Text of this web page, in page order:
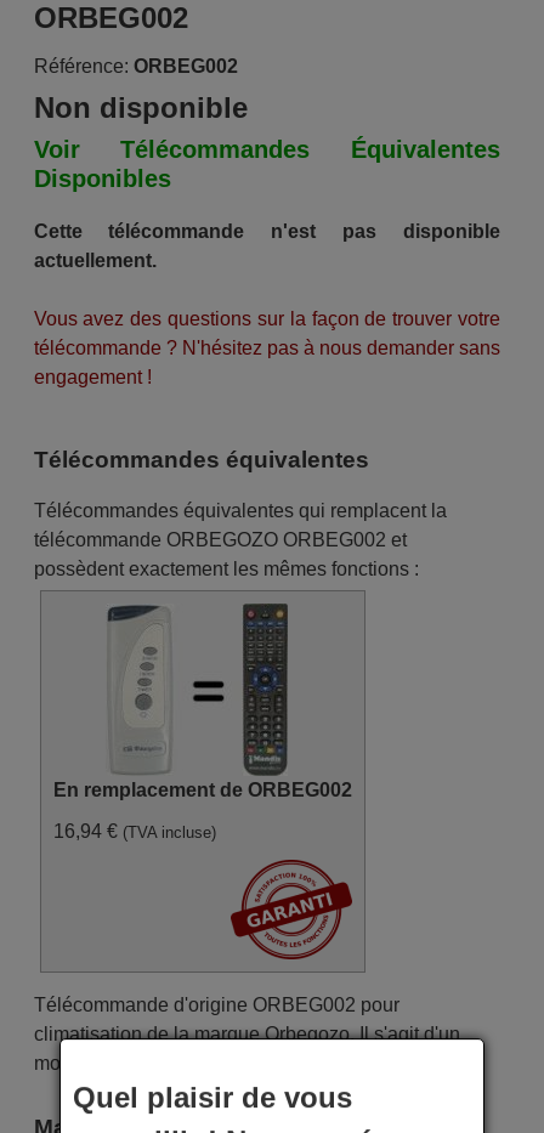
ORBEG002
Référence: ORBEG002
Non disponible
Voir Télécommandes Équivalentes
Disponibles
Cette télécommande n'est pas disponible
actuellement.
Vous avez des questions sur la façon de trouver votre
télécommande ? N'hésitez pas à nous demander sans
engagement !
Télécommandes équivalentes
Télécommandes équivalentes qui remplacent la
télécommande ORBEGOZO ORBEG002 et
possèdent exactement les mêmes fonctions :
En remplacement de ORBEG002
16,94 € (TVA incluse)
Télécommande d'origine ORBEG002 pour
climatisation de la marque Orbegozo. Il s'agit d'un
modèle de télécommande d'origine.
Marque
Quel plaisir de vous